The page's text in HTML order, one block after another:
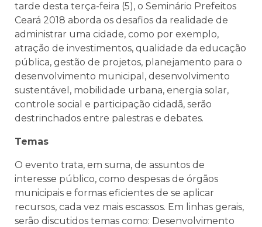
tarde desta terça-feira (5), o Seminário Prefeitos
Ceará 2018 aborda os desafios da realidade de
administrar uma cidade, como por exemplo,
atração de investimentos, qualidade da educação
pública, gestão de projetos, planejamento para o
desenvolvimento municipal, desenvolvimento
sustentável, mobilidade urbana, energia solar,
controle social e participação cidadã, serão
destrinchados entre palestras e debates.
Temas
O evento trata, em suma, de assuntos de
interesse público, como despesas de órgãos
municipais e formas eficientes de se aplicar
recursos, cada vez mais escassos. Em linhas gerais,
serão discutidos temas como: Desenvolvimento